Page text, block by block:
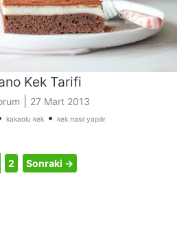
Kek Tarifi
27 Mart 2013
kakaolu kek• kek nasıl yapılır
2 Sonraki →